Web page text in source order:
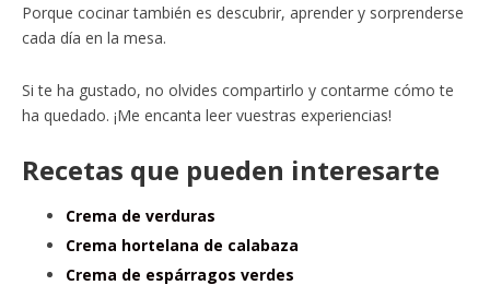
Porque cocinar también es descubrir, aprender y sorprenderse
cada día en la mesa.
Si te ha gustado, no olvides compartirlo y contarme cómo te
ha quedado. ¡Me encanta leer vuestras experiencias!
Recetas que pueden interesarte
Crema de verduras
Crema hortelana de calabaza
Crema de espárragos verdes